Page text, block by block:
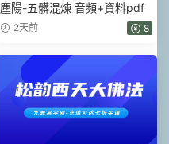
塵陽-五髒混煉 音頻+資料pdf
2天前 8